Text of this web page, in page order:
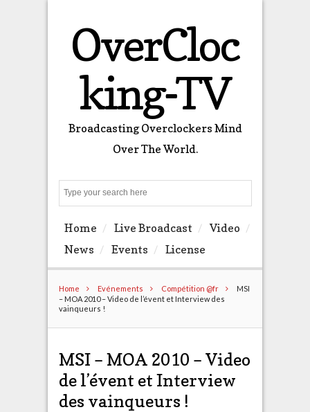
OverCloc
king-TV
Broadcasting Overclockers Mind
Over The World.
Home Live Broadcast
Video
News
Events License
Home Evénements Compétition @fr
MSI
– MOA 2010 – Video de l’évent et Interview des
vainqueurs !
MSI – MOA 2010 – Video
de l’évent et Interview
des vainqueurs !